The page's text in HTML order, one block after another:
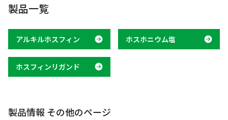
製品一覧
アルキルホスフィン ホスホニウム塩
ホスフィンリガンド
製品情報 その他のページ